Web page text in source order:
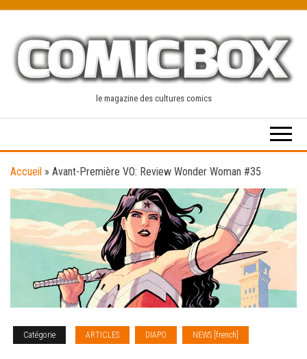
content
le magazine des cultures comics
Accueil » Avant-Première VO: Review Wonder Woman #35
Catégorie ARTICLES DIAPO NEWS [french]